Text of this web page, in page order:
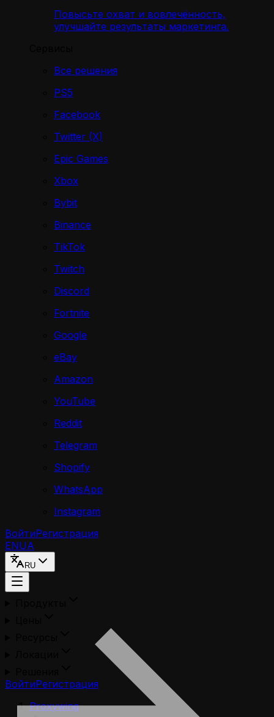
Повысьте охват и вовлечённость,
улучшайте результаты маркетинга.
Все решения
PS5
Facebook
Twitter (X)
Epic Games
Xbox
Bybit
Binance
TikTok
Twitch
Discord
Fortnite
Google
eBay
Amazon
YouTube
Reddit
Telegram
Shopify
WhatsApp
Instagram
ВойтиРегистрация
ENUA
RU
ВойтиРегистрация
Proxywing